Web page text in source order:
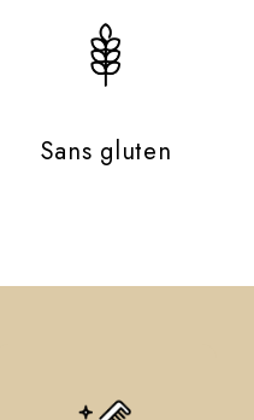
Sans gluten